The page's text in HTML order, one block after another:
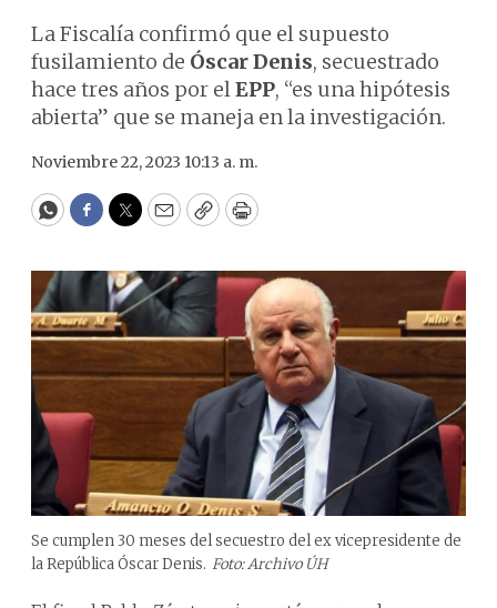
La Fiscalía confirmó que el supuesto
fusilamiento de Óscar Denis, secuestrado
hace tres años por elEPP, “es una hipótesis
abierta” que se maneja en la investigación.
Noviembre 22, 2023 10:13 a. m.
WhatsApp
Facebook
Twitter
EmailCopyPrint
Se cumplen 30 meses del secuestro del ex vicepresidente de
la República Óscar Denis. Foto: Archivo ÚH